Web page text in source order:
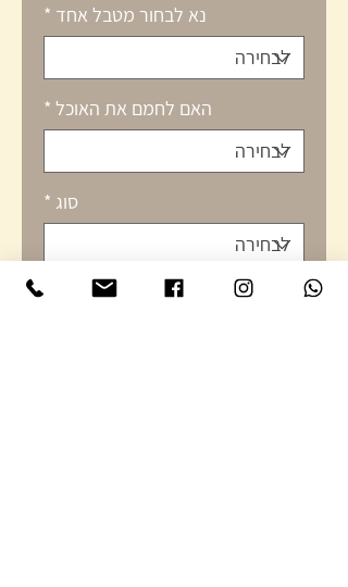
נא לבחור מטבל אחד *
האם לחמם את האוכל *
סוג *
Special requests? (לא חובה)